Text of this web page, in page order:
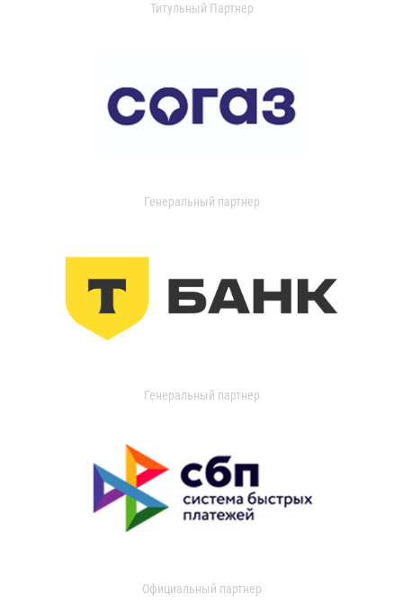
Титульный Партнер
Генеральный партнер
Генеральный партнер
Официальный партнер